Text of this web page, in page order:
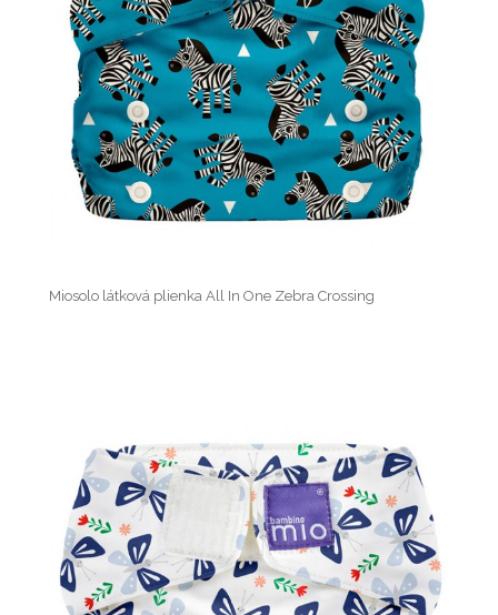
Miosolo látková plienka All In One Zebra Crossing